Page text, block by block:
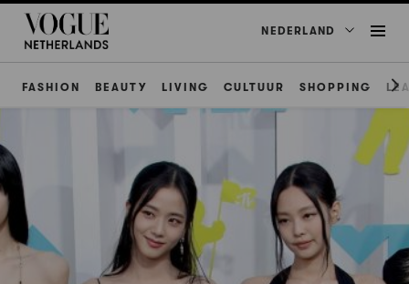
NEDERLAND
FASHION BEAUTY LIVING CULTUUR SHOPPING